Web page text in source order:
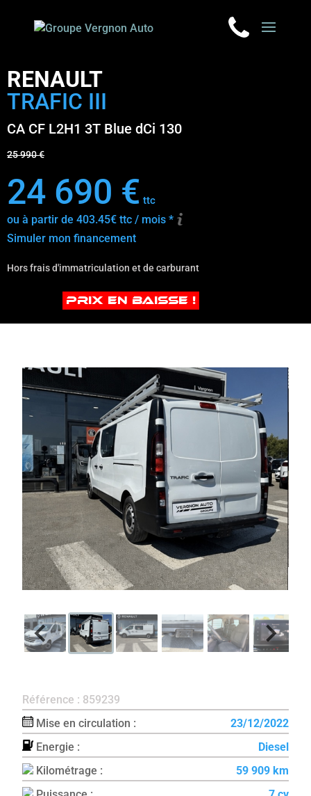
RENAULT
TRAFIC III
CA CF L2H1 3T Blue dCi 130
25 990 €
24 690 € ttc
ou à partir de 403.45€ ttc / mois *
Simuler mon financement
Hors frais d'immatriculation et de carburant
PRIX EN BAISSE !
Référence : 859239
Mise en circulation :
23/12/2022
Energie :
Diesel
Kilométrage :
59 909 km